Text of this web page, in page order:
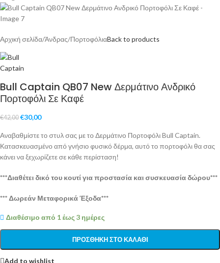
Αρχική σελίδα/Άνδρας/ΠορτοφόλιαBack to products
Bull Captain QB07 New Δερμάτινο Ανδρικό
Πορτοφόλι Σε Καφέ
€42,00 €30,00
Αναβαθμίστε το στυλ σας με το Δερμάτινο Πορτοφόλι Bull Captain.
Κατασκευασμένο από γνήσιο φυσικό δέρμα, αυτό το πορτοφόλι θα σας
κάνει να ξεχωρίζετε σε κάθε περίσταση!
***Διαθέτει δικό του κουτί για προστασία και συσκευασία δώρου***
*** Δωρεάν Μεταφορικά Έξοδα***
Διαθέσιμο από 1 έως 3 ημέρες
ΠΡΟΣΘΉΚΗ ΣΤΟ ΚΑΛΆΘΙ
Add to wishlist